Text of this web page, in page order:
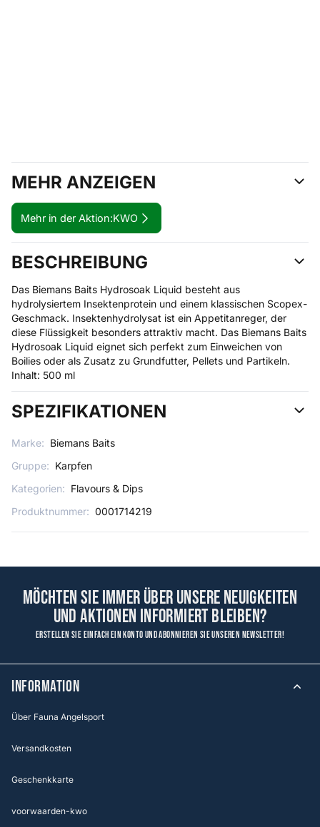
MEHR ANZEIGEN
Mehr in der Aktion:KWO
BESCHREIBUNG
Das Biemans Baits Hydrosoak Liquid besteht aus
hydrolysiertem Insektenprotein und einem klassischen Scopex-
Geschmack. Insektenhydrolysat ist ein Appetitanreger, der
diese Flüssigkeit besonders attraktiv macht. Das Biemans Baits
Hydrosoak Liquid eignet sich perfekt zum Einweichen von
Boilies oder als Zusatz zu Grundfutter, Pellets und Partikeln.
Inhalt: 500 ml
SPEZIFIKATIONEN
Marke: Biemans Baits
Gruppe: Karpfen
Kategorien: Flavours & Dips
Produktnummer: 0001714219
Möchten Sie immer über unsere Neuigkeiten
und Aktionen informiert bleiben?
Erstellen Sie einfach ein Konto und abonnieren Sie unseren Newsletter!
Information
Über Fauna Angelsport
Versandkosten
Geschenkkarte
voorwaarden-kwo